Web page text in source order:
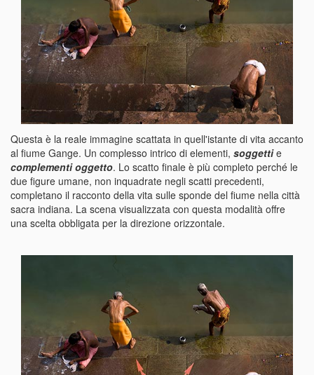
Questa è la reale immagine scattata in quell'istante di vita accanto
al fiume Gange. Un complesso intrico di elementi, soggettie
complementi oggetto. Lo scatto finale è più completo perché le
due figure umane, non inquadrate negli scatti precedenti,
completano il racconto della vita sulle sponde del fiume nella città
sacra indiana. La scena visualizzata con questa modalità offre
una scelta obbligata per la direzione orizzontale.